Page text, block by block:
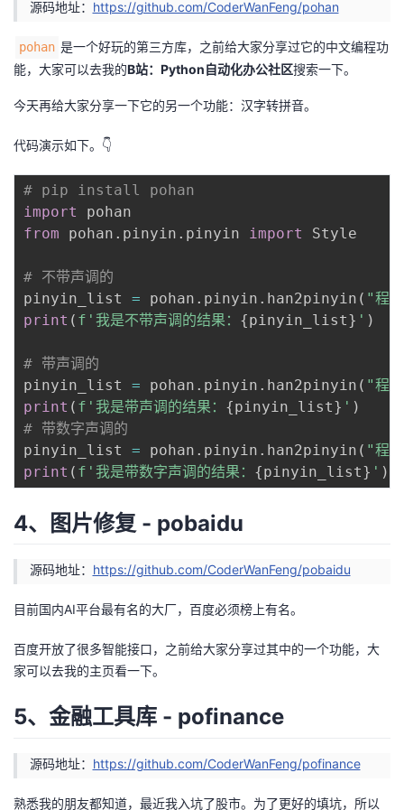
源码地址： https://github.com/CoderWanFeng/pohan
pohan 是一个好玩的第三方库，之前给大家分享过它的中文编程功
能，大家可以去我的B站：Python自动化办公社区搜索一下。
今天再给大家分享一下它的另一个功能：汉字转拼音。
代码演示如下。👇
# pip install pohan
import
from pohan . pinyin . pinyin import Style
# 不带声调的
pinyin_list = pohan . pinyin . han2pinyin ( "程
print ( f'我是不带声调的结果： {pinyin_list} ' )
# 带声调的
pinyin_list = pohan . pinyin . han2pinyin ( "程
print ( f'我是带声调的结果： {pinyin_list} ' )
# 带数字声调的
pinyin_list = pohan . pinyin . han2pinyin ( "程
print ( f'我是带数字声调的结果： {pinyin_list} ' )
4、图片修复 - pobaidu
源码地址： https://github.com/CoderWanFeng/pobaidu
目前国内AI平台最有名的大厂，百度必须榜上有名。
百度开放了很多智能接口，之前给大家分享过其中的一个功能，大
家可以去我的主页看一下。
5、金融工具库 - pofinance
源码地址： https://github.com/CoderWanFeng/pofinance
熟悉我的朋友都知道，最近我入坑了股市。为了更好的填坑，所以